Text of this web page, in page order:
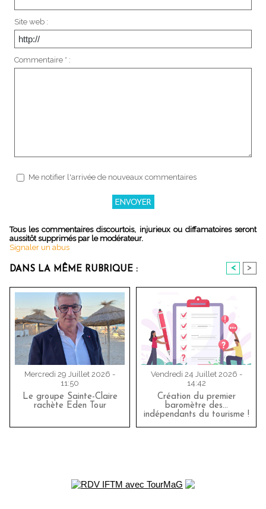
Site web :
Commentaire * :
Me notifier l'arrivée de nouveaux commentaires
Tous les commentaires discourtois, injurieux ou diffamatoires seront
aussitôt supprimés par le modérateur.
Signaler un abus
DANS LA MÊME RUBRIQUE : < >
Mercredi 29 Juillet 2026 -
11:50
Le groupe Sainte-Claire
rachète Eden Tour
Vendredi 24 Juillet 2026 -
14:42
Création du premier
baromètre des…
indépendants du tourisme !